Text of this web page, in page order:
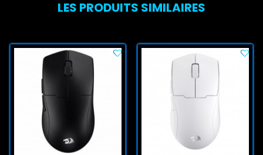
LES PRODUITS SIMILAIRES